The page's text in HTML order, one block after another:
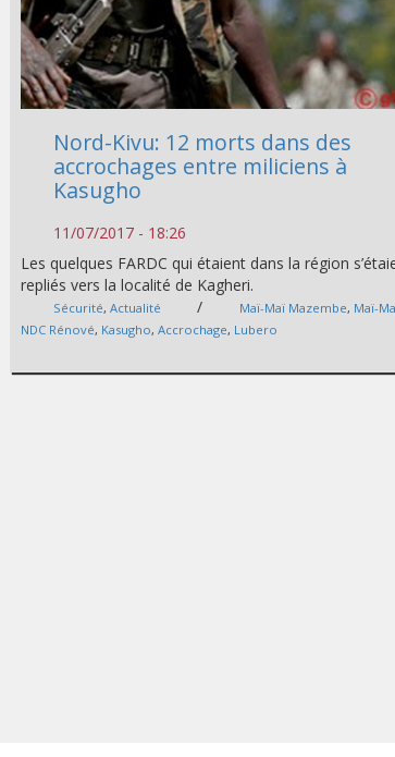
Nord-Kivu: 12 morts dans des
accrochages entre miliciens à
Kasugho
11/07/2017 - 18:26
Les quelques FARDC qui étaient dans la région
repliés vers la localité de Kagheri.
Sécurité,Actualité / Maï-Maï Mazembe, Maï-
NDC Rénové, Kasugho,Accrochage, Lubero